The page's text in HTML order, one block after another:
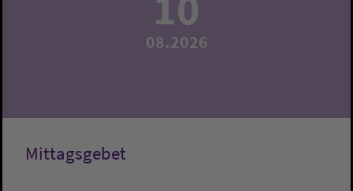
08.2026
Mittagsgebet